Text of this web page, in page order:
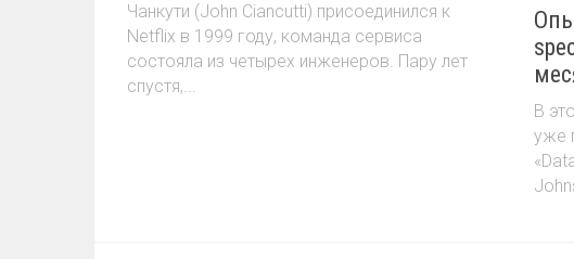
Чанкути (John Ciancutti) присоединился к
Netflix в 1999 году, команда сервиса
состояла из четырех инженеров. Пару лет
спустя,...
В
уже